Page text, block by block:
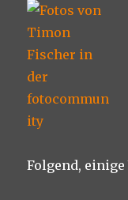
Folgend, einige